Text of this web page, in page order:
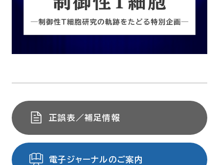
正誤表／補足情報
電子ジャーナルのご案内